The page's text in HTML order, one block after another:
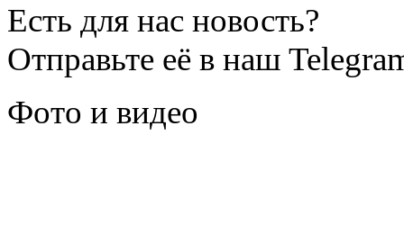
Есть для нас новость?
Отправьте её в наш
Фото и видео